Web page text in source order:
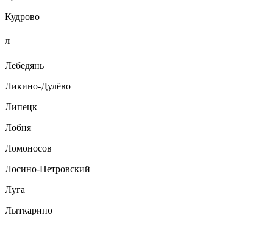
Кудрово
Л
Лебедянь
Ликино-Дулёво
Липецк
Лобня
Ломоносов
Лосино-Петровский
Луга
Лыткарино